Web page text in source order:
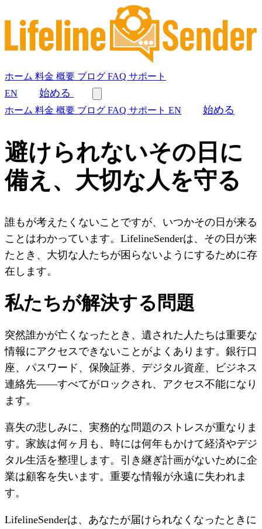
ホーム 料金 概要 ブログ FAQ サポート
EN
始める
ホーム 料金 概要 ブログ FAQ サポート EN 始める
避けられないその日に
備え、大切な人を守る
誰もが考えたくないことですが、いつかその日が来る
ことはわかっています。LifelineSenderは、その日が来
たとき、大切な人たちが困らないようにするために存
在します。
私たちが解決する問題
突然誰かが亡くなったとき、遺された人たちは重要な
情報にアクセスできないことがよくあります。銀行口
座、パスワード、保険証券、デジタル資産、ビジネス
連絡先——すべてがロックされ、アクセス不能になり
ます。
喜失の悲しみに、実務的な問題のストレスが重なりま
す。家族は何ヶ月も、時には何年もかけて経済やデジ
タル生活を整理します。引き継ぎ計画がないために企
業は顧客を失います。重要な情報が永遠に失われま
す。
LifelineSenderは、あなたが届けられなくなったときに